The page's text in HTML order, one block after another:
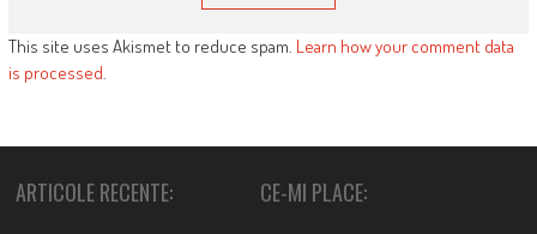
This site uses Akismet to reduce spam. Learn how your comment data
is processed.
ARTICOLE RECENTE: CE-MI PLACE: